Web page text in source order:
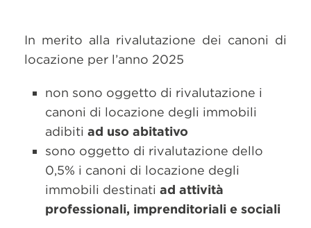
In merito alla rivalutazione dei canoni di
locazione per l’anno 2025
non sono oggetto di rivalutazione i
canoni di locazione degli immobili
adibiti ad uso abitativo
sono oggetto di rivalutazione dello
0,5% i canoni di locazione degli
immobili destinati ad attività
professionali, imprenditoriali e sociali